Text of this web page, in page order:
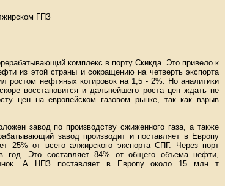
ГПЗ
комплекс в порту Скикда. Это привело к
из этой страны и сокращению на четверть экспорта
ростом нефтяных котировок на 1,5 - 2%. Но аналитики
восстановится и дальнейшего роста цен ждать не
цен на европейском газовом рынке, так как взрыв
завод по производству сжиженного газа, а также
завод производит и поставляет в Европу
25% от всего алжирского экспорта СПГ. Через порт
год. Это составляет 84% от общего объема нефти,
А НПЗ поставляет в Европу около 15 млн т